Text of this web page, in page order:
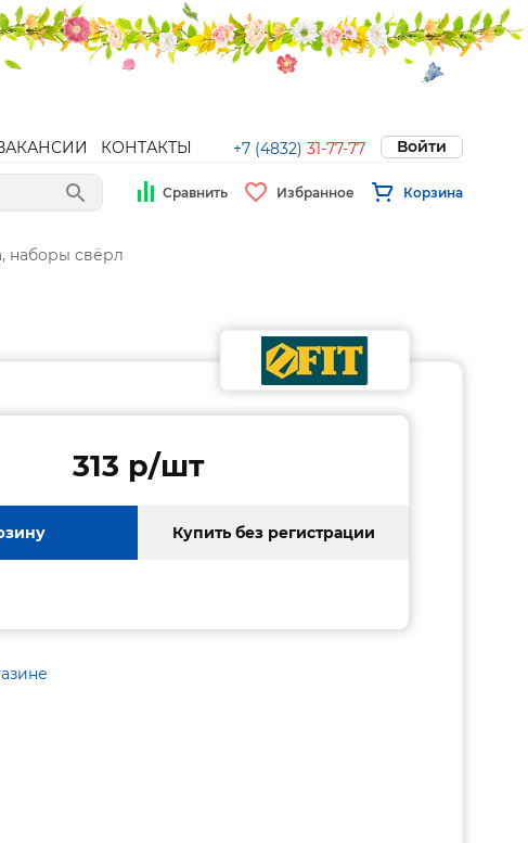
КОНТАКТЫ +7 (4832) 31-77-77 Войти
Сравнить Избранное Корзина
наборы свёрл
313 p/шт
Купить без регистрации